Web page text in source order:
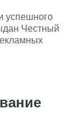
успешного
Честный